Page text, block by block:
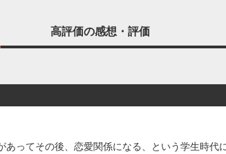
高評価の感想・評価
あってその後、恋愛関係になる、という学生時代